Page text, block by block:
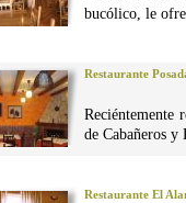
bucólico, le
Restaurante
Reciéntemente
de Cabañeros y
Restaurante El